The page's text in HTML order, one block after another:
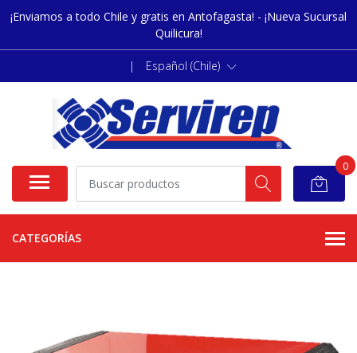
¡Enviamos a todo Chile y gratis en Antofagasta! - ¡Nueva Sucursal
Quilicura!
| Español (Chile)
0
CATEGORÍAS